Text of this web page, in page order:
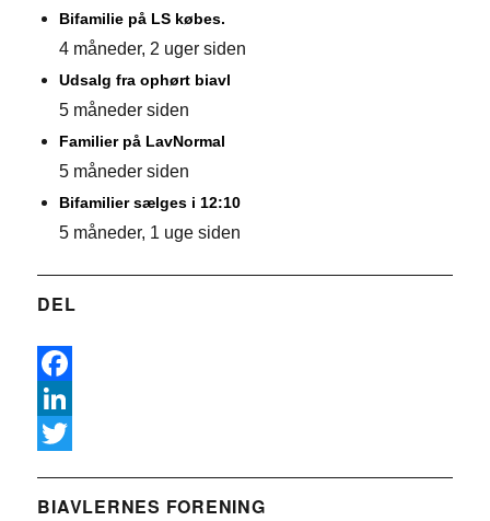
Bifamilie på LS købes.
4 måneder, 2 uger siden
Udsalg fra ophørt biavl
5 måneder siden
Familier på LavNormal
5 måneder siden
Bifamilier sælges i 12:10
5 måneder, 1 uge siden
DEL
F
a
e
L
n
w
BIAVLERNES FORENING